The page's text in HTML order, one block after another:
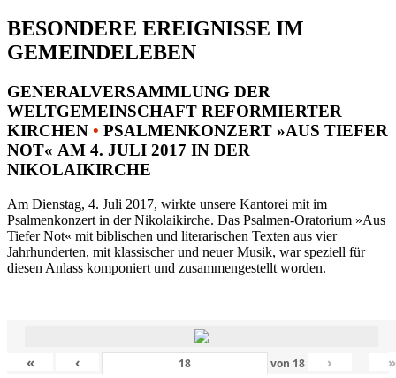
BESONDERE EREIGNISSE IM
GEMEINDELEBEN
GENERALVERSAMMLUNG DER
WELTGEMEINSCHAFT REFORMIERTER
KIRCHEN • PSALMENKONZERT »AUS TIEFER
NOT« AM 4. JULI 2017 IN DER
NIKOLAIKIRCHE
Am Dienstag, 4. Juli 2017, wirkte unsere Kantorei mit im
Psalmenkonzert in der Nikolaikirche. Das Psalmen-Oratorium »Aus
Tiefer Not« mit biblischen und literarischen Texten aus vier
Jahrhunderten, mit klassischer und neuer Musik, war speziell für
diesen Anlass komponiert und zusammengestellt worden.
« ‹ von 18 › »